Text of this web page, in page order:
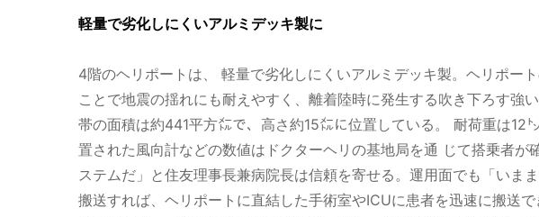
軽量で劣化しにくいアルミデッキ製に
4階のヘリポートは、 軽量で劣化しにくいアルミデッキ製。ヘリポー
ことで地震の揺れにも耐えやすく、離着陸時に発生する吹き下ろす
帯の面積は約441平方㍍で、高さ約15㍍に位置している。 耐荷重は
置された風向計などの数値はドクターヘリの基地局を通 じて搭乗者
ステムだ」と住友理事長兼病院長は信頼を寄せる。運用面でも「いま
搬送すれば、ヘリポートに直結した手術室やICUに患者を迅速に搬送